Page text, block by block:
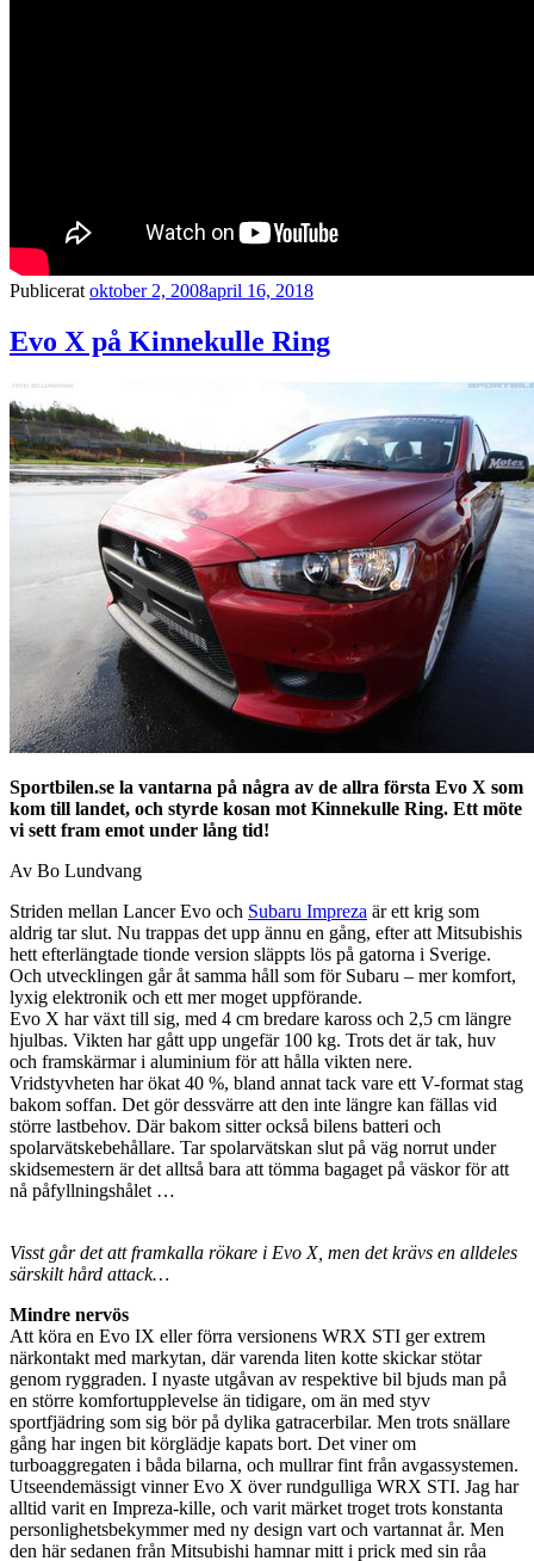
Publicerat oktober 2, 2008april 16, 2018
Evo X på Kinnekulle Ring
Sportbilen.se la vantarna på några av de allra första Evo X som
kom till landet, och styrde kosan mot Kinnekulle Ring. Ett möte
vi sett fram emot under lång tid!
Av Bo Lundvang
Striden mellan Lancer Evo och Subaru Impreza är ett krig som
aldrig tar slut. Nu trappas det upp ännu en gång, efter att Mitsubishis
hett efterlängtade tionde version släppts lös på gatorna i Sverige.
Och utvecklingen går åt samma håll som för Subaru – mer komfort,
lyxig elektronik och ett mer moget uppförande.
Evo X har växt till sig, med 4 cm bredare kaross och 2,5 cm längre
hjulbas. Vikten har gått upp ungefär 100 kg. Trots det är tak, huv
och framskärmar i aluminium för att hålla vikten nere.
Vridstyvheten har ökat 40 %, bland annat tack vare ett V-format stag
bakom soffan. Det gör dessvärre att den inte längre kan fällas vid
större lastbehov. Där bakom sitter också bilens batteri och
spolarvätskebehållare. Tar spolarvätskan slut på väg norrut under
skidsemestern är det alltså bara att tömma bagaget på väskor för att
nå påfyllningshålet …
Visst går det att framkalla rökare i Evo X, men det krävs en alldeles
särskilt hård attack…
Mindre nervös
Att köra en Evo IX eller förra versionens WRX STI ger extrem
närkontakt med markytan, där varenda liten kotte skickar stötar
genom ryggraden. I nyaste utgåvan av respektive bil bjuds man på
en större komfortupplevelse än tidigare, om än med styv
sportfjädring som sig bör på dylika gatracerbilar. Men trots snällare
gång har ingen bit körglädje kapats bort. Det viner om
turboaggregaten i båda bilarna, och mullrar fint från avgassystemen.
Utseendemässigt vinner Evo X över rundgulliga WRX STI. Jag har
alltid varit en Impreza-kille, och varit märket troget trots konstanta
personlighetsbekymmer med ny design vart och vartannat år. Men
den här sedanen från Mitsubishi hamnar mitt i prick med sin råa